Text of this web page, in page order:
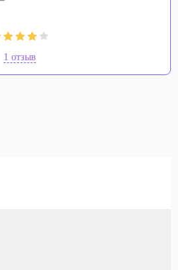
1 отзыв